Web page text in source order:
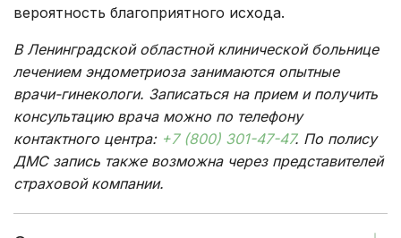
вероятность благоприятного исхода.
В Ленинградской областной клинической больнице
лечением эндометриоза занимаются опытные
врачи-гинекологи. Записаться на прием и получить
консультацию врача можно по телефону
контактного центра: +7 (800) 301-47-47. По полису
ДМС запись также возможна через представителей
страховой компании.